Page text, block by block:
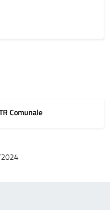
Comunale